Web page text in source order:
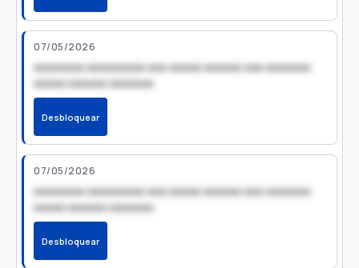
07/05/2026
xxxxxxxx xxxxxxxxx xxx xxxxx xxxxxx xxx xxxxxxx
xxxxx xxxxxx xxxxxxx
Desbloquear
07/05/2026
xxxxxxxx xxxxxxxxx xxx xxxxx xxxxxx xxx xxxxxxx
xxxxx xxxxxx xxxxxxx
Desbloquear